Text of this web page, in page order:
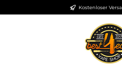
Zum Hauptinhalt springenKostenloser